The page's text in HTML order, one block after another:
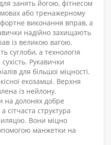
занять йогою, фітнесом
або тренажерному
виконання вправ, а
надійно захищають
із великою вагою.
суглоби, а технологія
Рукавички
для більшої міцності.
екозамші. Верхня
із нейлону.
на долонях добре
сітчаста структура
Вони міцно
манжетки на